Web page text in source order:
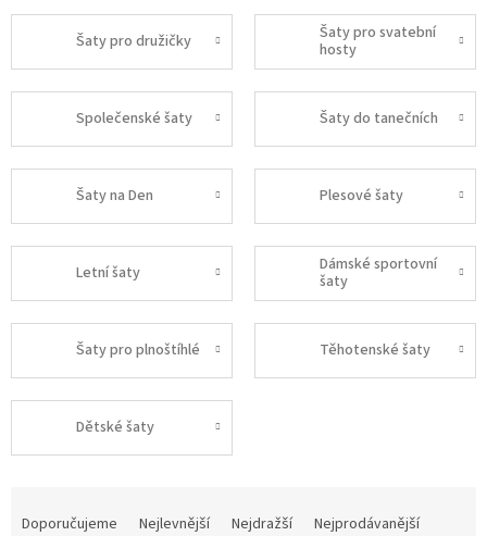
Šaty pro družičky
Šaty pro svatební
hosty
Společenské šaty Šaty do tanečních
Šaty na Den Plesové šaty
Letní šaty
Dámské sportovní
šaty
Šaty pro plnoštíhlé Těhotenské šaty
Dětské šaty
Doporučujeme Nejlevnější Nejdražší
Nejprodávanější